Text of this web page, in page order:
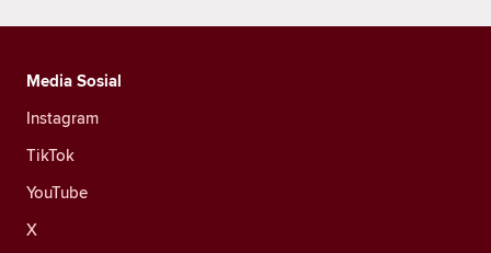
Media Sosial
Instagram
TikTok
YouTube
X